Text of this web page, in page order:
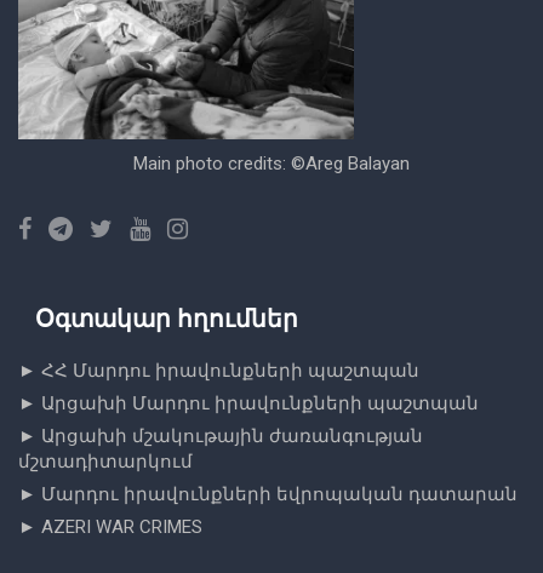
Main photo credits: ©Areg Balayan
Օգտակար հղումներ
► ՀՀ Մարդու իրավունքների պաշտպան
► Արցախի Մարդու իրավունքների պաշտպան
► Արցախի մշակութային ժառանգության
մշտադիտարկում
► Մարդու իրավունքների եվրոպական դատարան
► AZERI WAR CRIMES